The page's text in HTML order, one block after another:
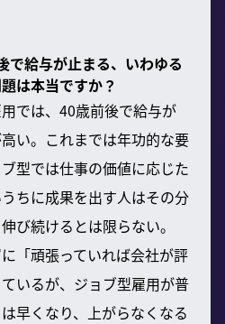
で給与が止まる、いわゆる
は本当ですか？
では、40歳前後で給与が
い。これまでは年功的な要
型では仕事の価値に応じた
ちに成果を出す人はその分
び続けるとは限らない。
「頑張っていれば会社が評
いるが、ジョブ型雇用が普
早くなり、上がらなくなる